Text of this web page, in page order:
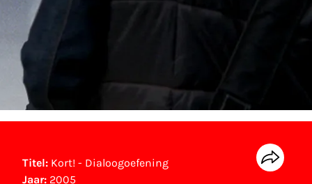
Titel: Kort! - Dialoogoefening
Jaar: 2005